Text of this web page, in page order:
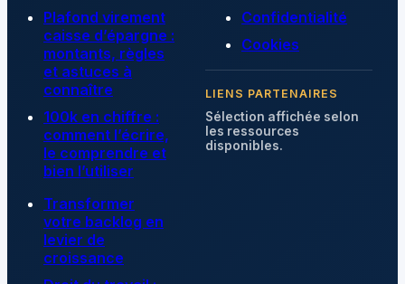
Plafond virement
caisse d’épargne :
montants, règles
et astuces à
connaître
100k en chiffre :
comment l’écrire,
le comprendre et
bien l’utiliser
Transformer
votre backlog en
levier de
croissance
Confidentialité
Cookies
LIENS PARTENAIRES
Sélection affichée selon
les ressources
disponibles.